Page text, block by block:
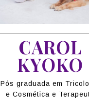
CAROL
KYOKO
Pós graduada em
e Cosmética e